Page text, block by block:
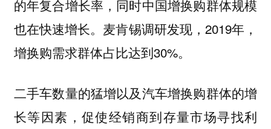
的年复合增长率，同时中国增换购群体规模
也在快速增长。麦肯锡调研发现，2019年，
增换购需求群体占比达到30%。
二手车数量的猛增以及汽车增换购群体的增
长等因素，促使经销商到存量市场寻找利